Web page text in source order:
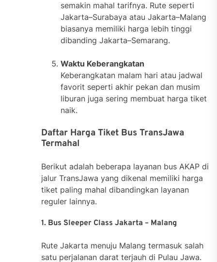
semakin mahal tarifnya. Rute seperti
Jakarta–Surabaya atau Jakarta–Malang
biasanya memiliki harga lebih tinggi
dibanding Jakarta–Semarang.
Waktu Keberangkatan
Keberangkatan malam hari atau jadwal
favorit seperti akhir pekan dan musim
liburan juga sering membuat harga tiket
naik.
Daftar Harga Tiket Bus TransJawa
Termahal
Berikut adalah beberapa layanan bus AKAP di
jalur TransJawa yang dikenal memiliki harga
tiket paling mahal dibandingkan layanan
reguler lainnya.
1. Bus Sleeper Class Jakarta – Malang
Rute Jakarta menuju Malang termasuk salah
satu perjalanan darat terjauh di Pulau Jawa.